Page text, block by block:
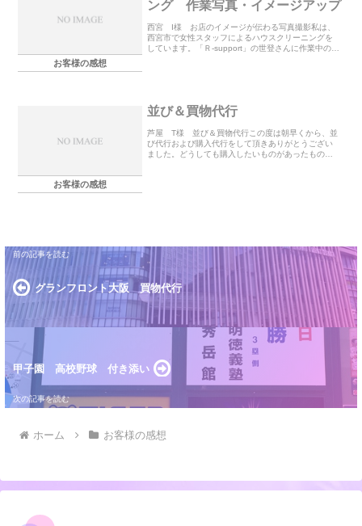
お客様の感想
ング 作業写真・イメージアップ
西宮 I様 お店のイメージが伝わる写真撮影私は、
西宮市で女性スタッフによるハウスクリーニングを
しています。「Ｒ-support」の世登さんに作業中の写
お客様の感想
並び＆買物代行
芦屋 T様 並び＆買物代行この度は朝早くから、並
び代行および購入代行をして頂きありがとうござい
ました。どうしても購入したいものがあったもの
グランフロント大阪 買物代行
甲子園 高校野球 付き添い
ホーム お客様の感想